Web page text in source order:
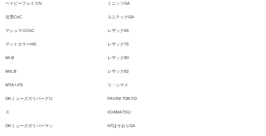
ベイビーフェイスN
北雪CoC
マシュマロCoC
マットカラーHG
Mr.B
Mrs.B
MTA+-FS
OKミューズガリバーグロ
ス
OKミューズガリバーマッ
ミニッツGA
ユニテックGA
レザック66
レザック75
レザック80
レザック82
リ・シマメ
FAVINI TOKYO
ICHIMATSU
NTほそおりGA